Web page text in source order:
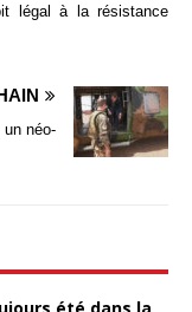
légal à la résistance
néo-
été dans la